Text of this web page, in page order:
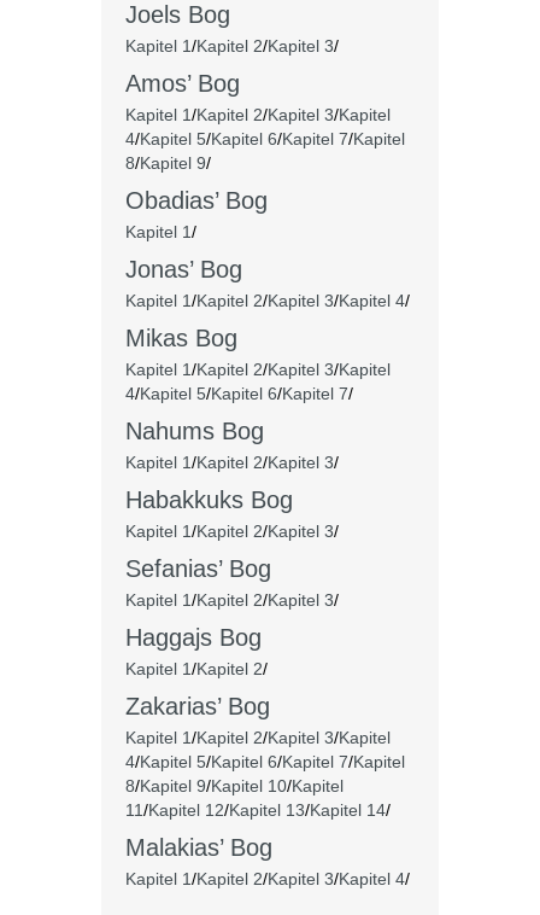
Joels Bog
Kapitel 1/Kapitel 2/Kapitel 3/
Amos’ Bog
Kapitel 1/Kapitel 2/Kapitel 3/Kapitel
4/Kapitel 5/Kapitel 6/Kapitel 7/Kapitel
8/Kapitel 9/
Obadias’ Bog
Kapitel 1/
Jonas’ Bog
Kapitel 1/Kapitel 2/Kapitel 3/Kapitel 4/
Mikas Bog
Kapitel 1/Kapitel 2/Kapitel 3/Kapitel
4/Kapitel 5/Kapitel 6/Kapitel 7/
Nahums Bog
Kapitel 1/Kapitel 2/Kapitel 3/
Habakkuks Bog
Kapitel 1/Kapitel 2/Kapitel 3/
Sefanias’ Bog
Kapitel 1/Kapitel 2/Kapitel 3/
Haggajs Bog
Kapitel 1/Kapitel 2/
Zakarias’ Bog
Kapitel 1/Kapitel 2/Kapitel 3/Kapitel
4/Kapitel 5/Kapitel 6/Kapitel 7/Kapitel
8/Kapitel 9/Kapitel 10/Kapitel
11/Kapitel 12/Kapitel 13/Kapitel 14/
Malakias’ Bog
Kapitel 1/Kapitel 2/Kapitel 3/Kapitel 4/